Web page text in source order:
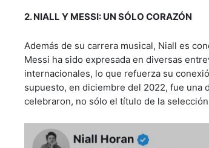
2. NIALL Y MESSI: UN SÓLO CORAZÓN
Además de su carrera musical, Niall es
Messi ha sido expresada en diversas
internacionales, lo que refuerza su
supuesto, en diciembre del 2022, fue una
celebraron, no sólo el título de la